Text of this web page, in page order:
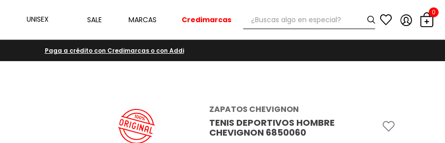
UNISEX SALE MARCAS Credimarcas ¿Buscas algo en especial? 0
Paga a crédito con Credimarcas o con Addi
ZAPATOS CHEVIGNON
TENIS DEPORTIVOS HOMBRE
CHEVIGNON 6850060